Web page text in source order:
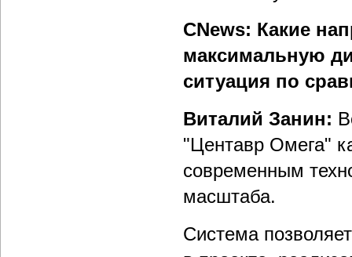
CNews: Какие
максимальную
ситуация по
Виталий Занин:
"Центавр Омега"
современным
масштаба.
Система